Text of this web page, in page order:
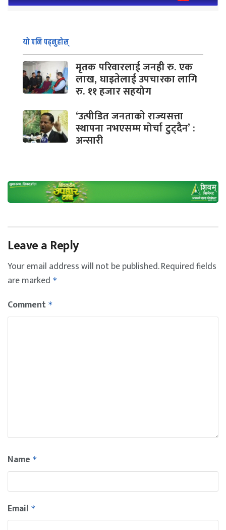
यो पनि पढ्नुहोस्
मृतक परिवारलाई जनही रु. एक
लाख, घाइतेलाई उपचारका लागि
रु. ११ हजार सहयोग
‘उत्पीडित जनताको राज्यसत्ता
स्थापना नभएसम्म मोर्चा टुट्दैन’ :
अन्सारी
Leave a Reply
Your email address will not be published.Required fields
are marked *
Comment *
Name *
Email *